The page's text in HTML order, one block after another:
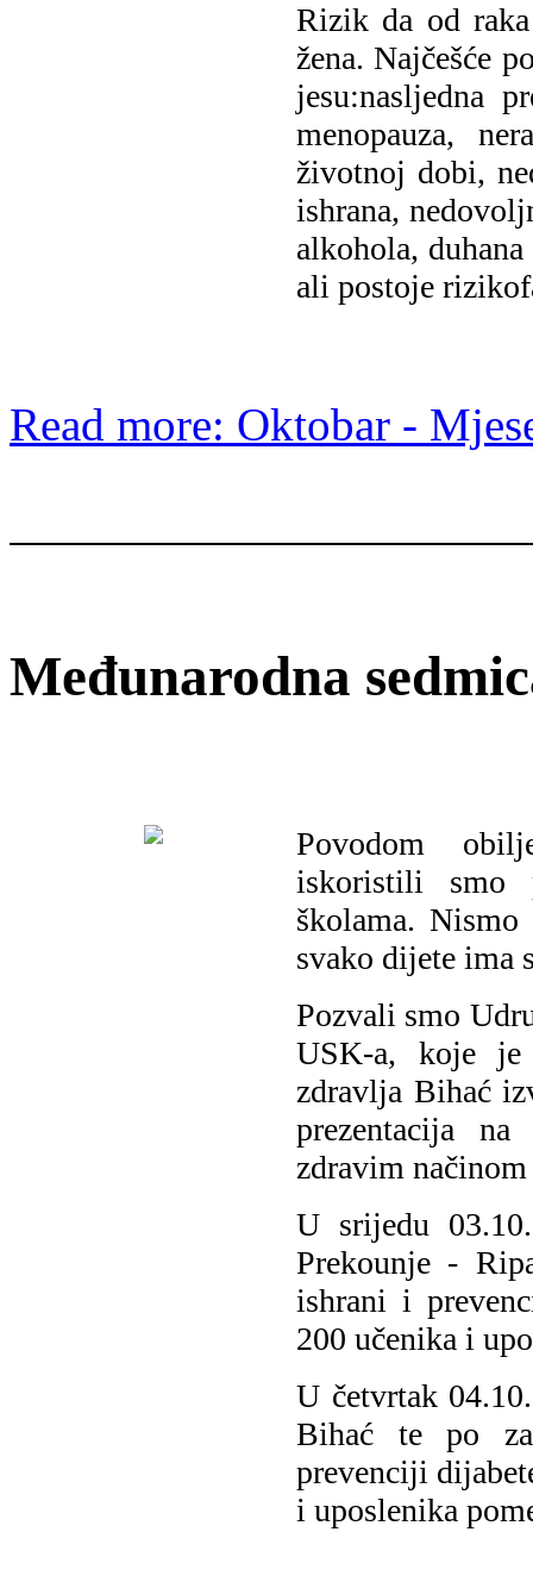
Rizik da od
žena. Najčešće
jesu:nasljedna
menopauza,
životnoj dobi,
ishrana,
alkohola,
ali postoje
Read more: Oktobar -
Međunarodna
Povodom
iskoristili smo
školama.
svako dijete ima
Pozvali smo
USK-a, koje je
zdravlja Bihać
prezentacija
zdravim načinom
U srijedu
Prekounje -
ishrani i
200 učenika i
U četvrtak
Bihać te po
prevenciji
i uposlenika